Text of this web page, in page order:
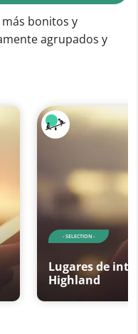
bonitos y
agrupados y
- SELECTION -
Lugares de
Highland